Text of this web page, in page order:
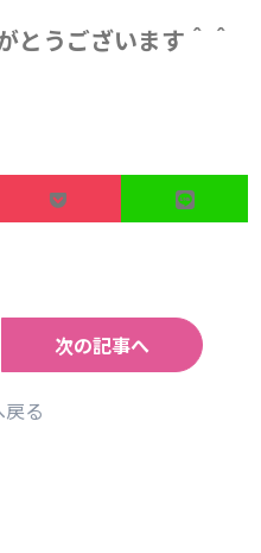
とうございます＾＾
次の記事へ
る